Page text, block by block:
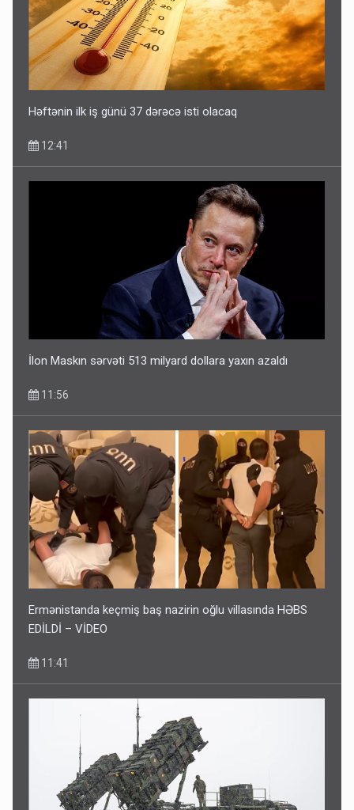
Həftənin ilk iş günü 37 dərəcə isti olacaq
12:41
İlon Maskın sərvəti 513 milyard dollara yaxın azaldı
11:56
Ermənistanda keçmiş baş nazirin oğlu villasında HƏBS
EDİLDİ – VİDEO
11:41